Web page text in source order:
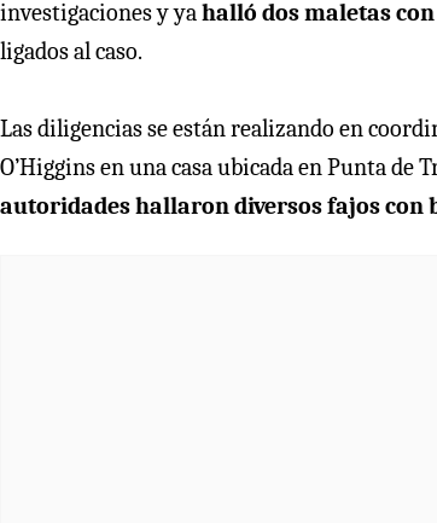
investigaciones y yahalló dos maletas
ligados al caso.
Las diligencias se están realizando en
O’Higgins en una casa ubicada en Punta de
autoridades hallaron diversos fajos con